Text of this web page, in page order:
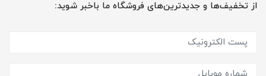
از تخفیف‌ها و جدیدترین‌های فروشگاه ما باخبر شوید: